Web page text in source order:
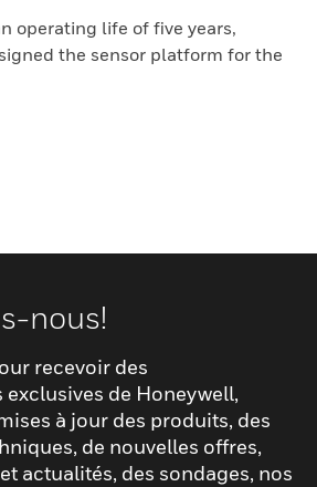
operating life of five years,
the sensor platform for the
nous!
recevoir des
de Honeywell,
à jour des produits, des
de nouvelles offres,
actualités, des sondages, nos